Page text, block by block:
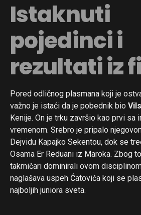
Istaknuti
pojedinci i
rezultati iz
Pored odličnog plasmana koji je
važno je istaći da je pobednik bio
Kenije. On je trku završio kao prvi sa
vremenom. Srebro je pripalo
Dejvidu Kapajko Sekentou, dok se
Osama Er Reduani iz Maroka. Zbog
takmičari dominirali ovom
naglašava uspeh Ćatovića koji se
najboljih juniora sveta.